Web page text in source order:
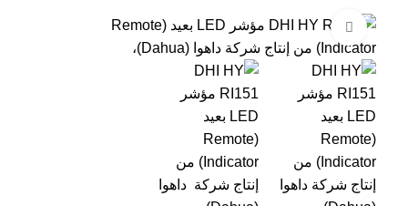
-25%
Click to enlarge